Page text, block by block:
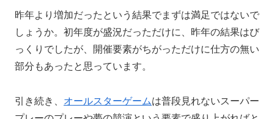
昨年より増加だったという結果でまずは満足ではないで
しょうか。初年度が盛況だっただけに、昨年の結果はび
っくりでしたが、開催要素がちがっただけに仕方の無い
部分もあったと思っています。
引き続き、 オールスターゲームは普段見れないスーパー